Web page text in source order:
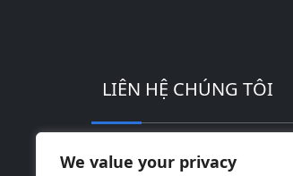
We value your privacy
LIÊN HỆ CHÚNG TÔI
Địa chỉ: Khu công